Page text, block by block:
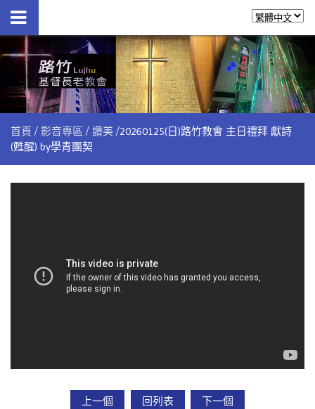
首頁 影音專區 讚美 20260125(日)路竹教會 主日禮拜 獻詩
(甦醒) by學青團契
上一個 回列表 下一個